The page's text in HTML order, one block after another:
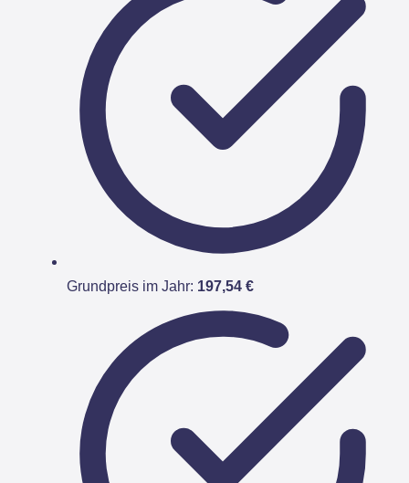
Grundpreis im Jahr: 197,54 €